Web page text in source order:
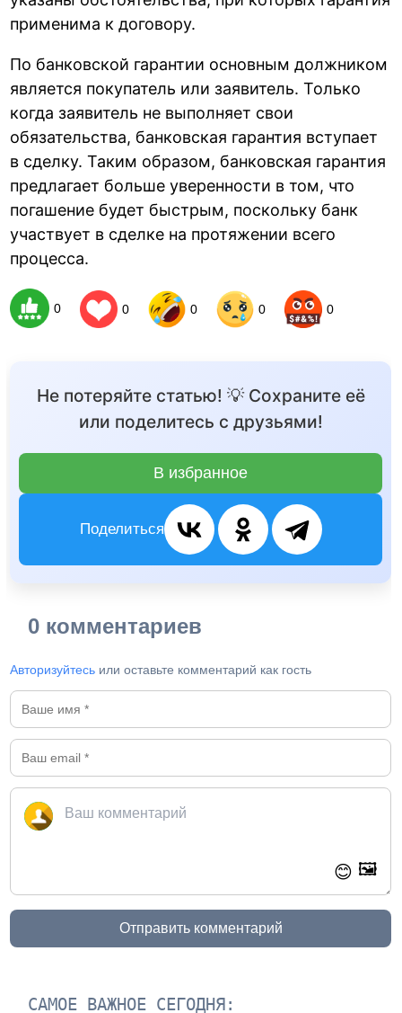
применима к договору.
По банковской гарантии основным должником
является покупатель или заявитель. Только
когда заявитель не выполняет свои
обязательства, банковская гарантия вступает
в сделку. Таким образом, банковская гарантия
предлагает больше уверенности в том, что
погашение будет быстрым, поскольку банк
участвует в сделке на протяжении всего
процесса.
0 0 0 0 0
Не потеряйте статью! 💡 Сохраните её
или поделитесь с друзьями!
В избранное
Поделиться
0 комментариев
Авторизуйтесь или оставьте комментарий как гость
😊 🖼️
Отправить комментарий
САМОЕ ВАЖНОЕ СЕГОДНЯ: